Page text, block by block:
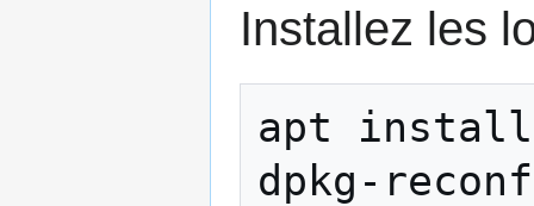
Installez les
apt
dpkg-